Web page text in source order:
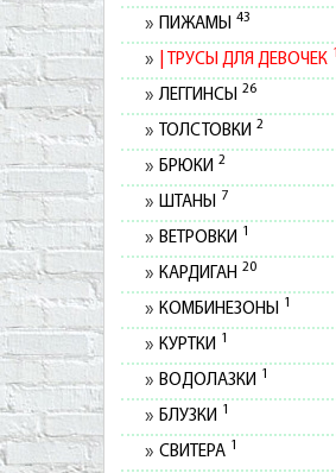
ПИЖАМЫ 43
ТРУСЫ ДЛЯ ДЕВОЧЕК
ЛЕГГИНСЫ 26
ТОЛСТОВКИ 2
БРЮКИ 2
ШТАНЫ 7
ВЕТРОВКИ 1
КАРДИГАН 20
КОМБИНЕЗОНЫ 1
КУРТКИ 1
ВОДОЛАЗКИ 1
БЛУЗКИ 1
СВИТЕРА 1